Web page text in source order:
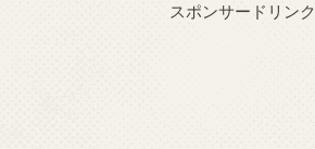
スポンサードリンク